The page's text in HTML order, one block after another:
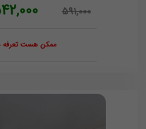
591,000
ممکن هست تعرفه